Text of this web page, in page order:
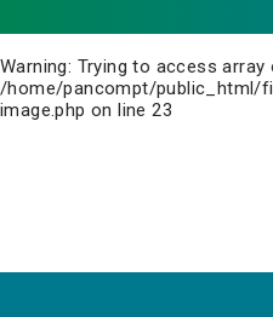
Warning: Trying to access
/home/pancompt/public_html/
image.php on line23